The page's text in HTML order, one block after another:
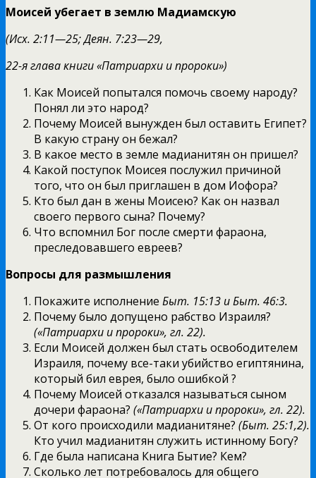
Моисей убегает в землю Мадиамскую
(Исх. 2:11—25; Деян. 7:23—29,
22-я глава книги «Патриархи и пророки»)
Как Моисей попытался помочь своему народу?
Понял ли это народ?
Почему Моисей вынужден был оставить Египет?
В какую страну он бежал?
В какое место в земле мадианитян он пришел?
Какой поступок Моисея послужил причиной
того, что он был приглашен в дом Иофора?
Кто был дан в жены Моисею? Как он назвал
своего первого сына? Почему?
Что вспомнил Бог после смерти фараона,
преследовавшего евреев?
Вопросы для размышления
Покажите исполнение Быт. 15:13 и Быт. 46:3.
Почему было допущено рабство Израиля?
(«Патриархи и пророки», гл. 22).
Если Моисей должен был стать освободителем
Израиля, почему все-таки убийство египтянина,
который бил еврея, было ошибкой ?
Почему Моисей отказался называться сыном
дочери фараона? («Патриархи и пророки», гл. 22).
От кого происходили мадианитяне? (Быт. 25:1,2).
Кто учил мадианитян служить истинному Богу?
Где была написана Книга Бытие? Кем?
Сколько лет потребовалось для общего